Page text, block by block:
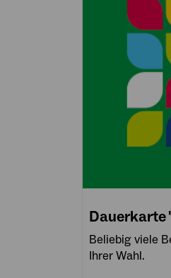
Dauerkarte
Beliebig viele
Ihrer Wahl.